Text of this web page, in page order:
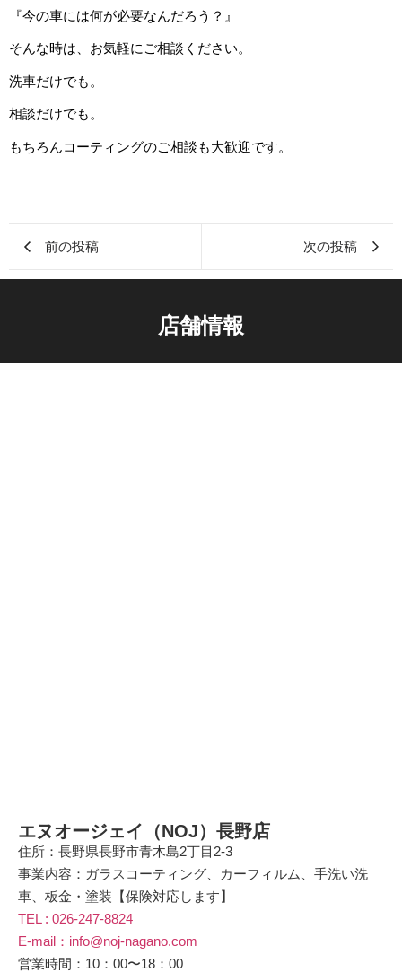
『今の車には何が必要なんだろう？』
そんな時は、お気軽にご相談ください。
洗車だけでも。
相談だけでも。
もちろんコーティングのご相談も大歓迎です。
前の投稿 次の投稿
店舗情報
エヌオージェイ（NOJ）長野店
住所：長野県長野市青木島2丁目2-3
事業内容：ガラスコーティング、カーフィルム、手洗い洗
車、板金・塗装【保険対応します】
TEL : 026-247-8824
E-mail：info@noj-nagano.com
営業時間：10：00〜18：00